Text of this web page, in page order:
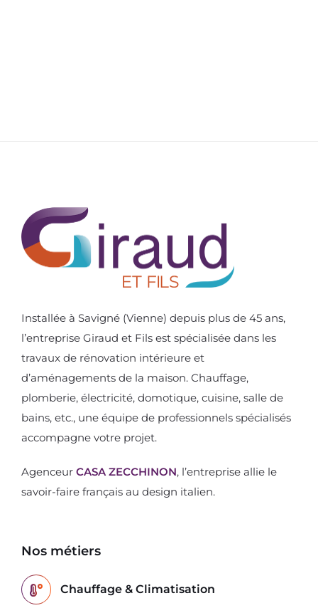
Installée à Savigné (Vienne) depuis plus de 45 ans,
l’entreprise Giraud et Fils est spécialisée dans les
travaux de rénovation intérieure et
d’aménagements de la maison. Chauffage,
plomberie, électricité, domotique, cuisine, salle de
bains, etc., une équipe de professionnels spécialisés
accompagne votre projet.
Agenceur CASA ZECCHINON, l’entreprise allie le
savoir-faire français au design italien.
Nos métiers
Chauffage & Climatisation